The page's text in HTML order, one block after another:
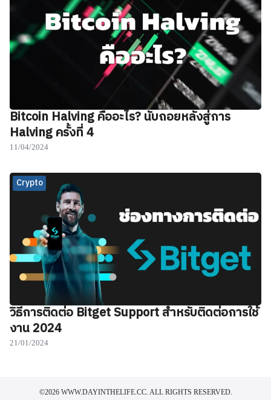
Bitcoin Halving คืออะไร? นับถอยหลังสู่การ
Halving ครั้งที่ 4
11/04/2024
Crypto
วิธีการติดต่อ Bitget Support สำหรับติดต่อการใช้
งาน 2024
21/01/2024
©2026 WWW.DAYINTHELIFE.CC. ALL RIGHTS RESERVED.